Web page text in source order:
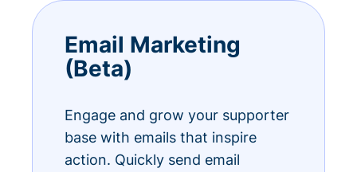
Email Marketing
(Beta)
Engage and grow your supporter
base with emails that inspire
action. Quickly send email